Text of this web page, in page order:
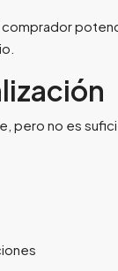
comprador
pero no es